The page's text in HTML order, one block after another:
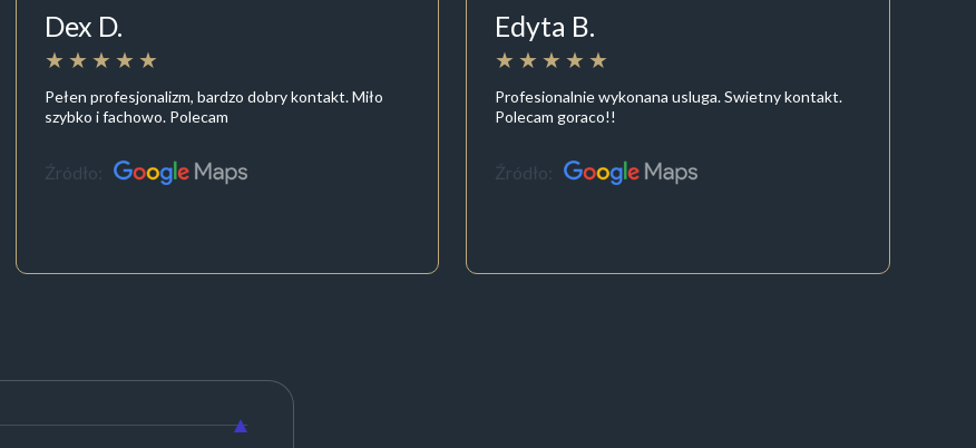
Dex D.
Pełen profesjonalizm, bardzo dobry kontakt. Miło
szybko i fachowo. Polecam
Źródło:
Edyta B.
Profesionalnie wykonana usluga. Swietny kontakt.
Polecam goraco!!
Źródło: